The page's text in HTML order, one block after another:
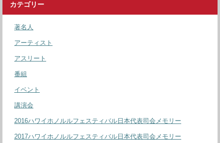
カテゴリー
著名人
アーティスト
アスリート
番組
イベント
講演会
2016ハワイホノルルフェスティバル日本代表司会メモリー
2017ハワイホノルルフェスティバル日本代表司会メモリー